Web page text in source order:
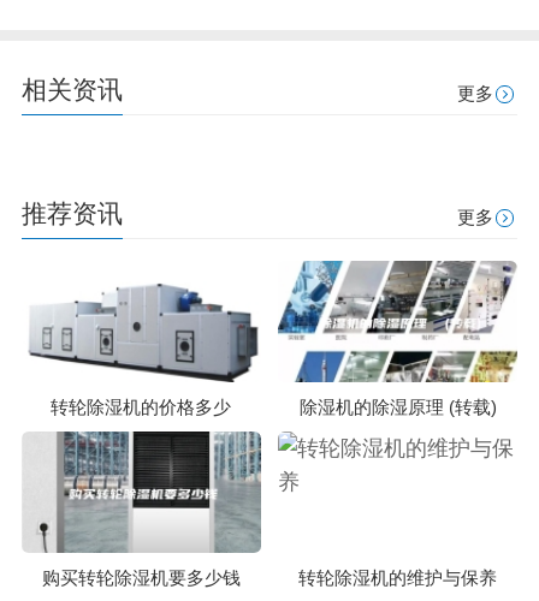
相关资讯 更多
推荐资讯 更多
转轮除湿机的价格多少 除湿机的除湿原理 (转载)
购买转轮除湿机要多少钱 转轮除湿机的维护与保养